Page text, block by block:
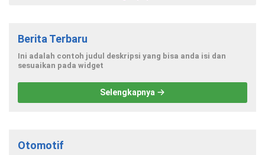
Berita Terbaru
Ini adalah contoh judul deskripsi yang bisa anda isi dan
sesuaikan pada widget
Selengkapnya
Otomotif